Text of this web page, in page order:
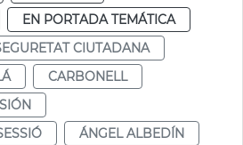
EN PORTADA TEMÁTICA
CIUTADANA
CARBONELL
ÁNGEL ALBEDÍN